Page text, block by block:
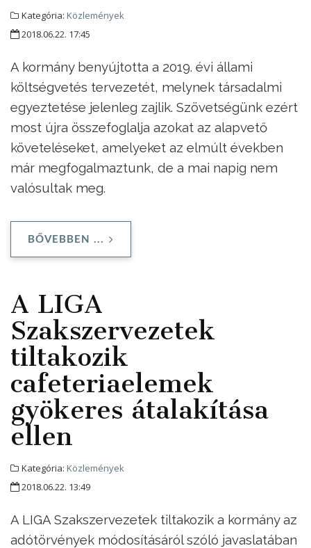
Kategória: Közlemények
2018.06.22. 17:45
A kormány benyújtotta a 2019. évi állami
költségvetés tervezetét, melynek társadalmi
egyeztetése jelenleg zajlik. Szövetségünk ezért
most újra összefoglalja azokat az alapvető
követeléseket, amelyeket az elmúlt években
már megfogalmaztunk, de a mai napig nem
valósultak meg.
BŐVEBBEN ...
A LIGA
Szakszervezetek
tiltakozik
cafeteriaelemek
gyökeres átalakítása
ellen
Kategória: Közlemények
2018.06.22. 13:49
A LIGA Szakszervezetek tiltakozik a kormány az
adótörvények módosításáról szóló javaslatában